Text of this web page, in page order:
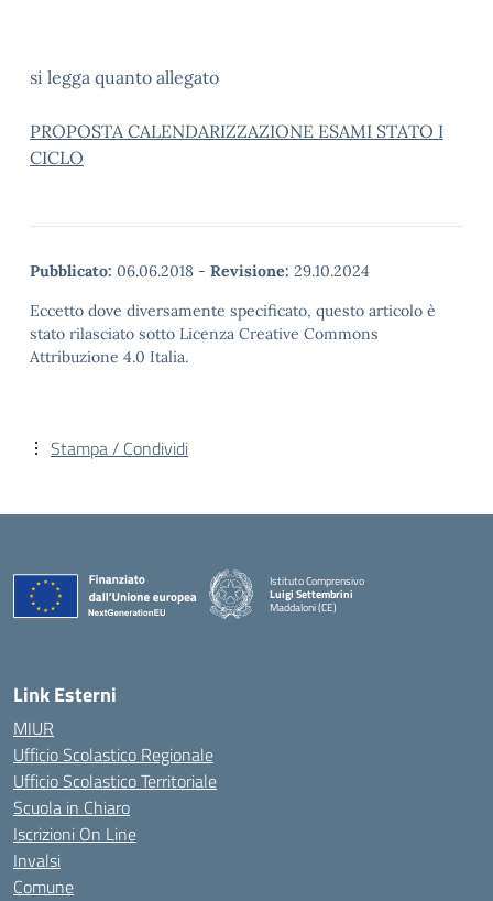
si legga quanto allegato
PROPOSTA CALENDARIZZAZIONE ESAMI STATO I
CICLO
Pubblicato: 06.06.2018 - Revisione: 29.10.2024
Eccetto dove diversamente specificato, questo articolo è
stato rilasciato sotto Licenza Creative Commons
Attribuzione 4.0 Italia.
Stampa / Condividi
Istituto Comprensivo
Luigi Settembrini
Maddaloni (CE)
Link Esterni
MIUR
Ufficio Scolastico Regionale
Ufficio Scolastico Territoriale
Scuola in Chiaro
Iscrizioni On Line
Invalsi
Comune